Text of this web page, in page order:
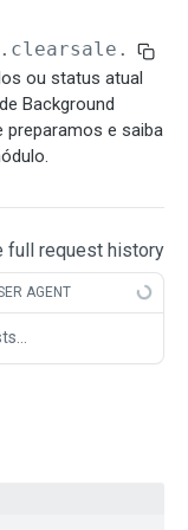
GET
Check Person
ou status atual
Background
preparamos e saiba
full request history
AGENT